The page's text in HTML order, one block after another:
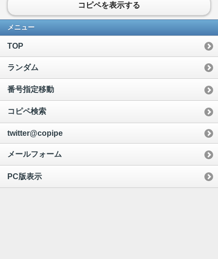
コピペを表示する
メニュー
TOP
ランダム
番号指定移動
コピペ検索
twitter@copipe
メールフォーム
PC版表示